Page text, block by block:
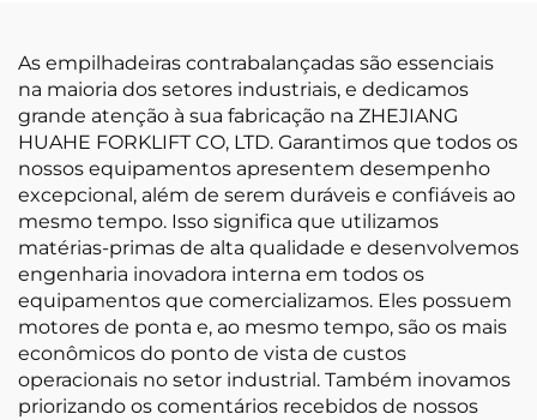
elevação de 3000 mm,
para todos os tipos de
terreno
As empilhadeiras contrabalançadas são essenciais
na maioria dos setores industriais, e dedicamos
grande atenção à sua fabricação na ZHEJIANG
HUAHE FORKLIFT CO, LTD. Garantimos que todos os
nossos equipamentos apresentem desempenho
excepcional, além de serem duráveis e confiáveis ao
mesmo tempo. Isso significa que utilizamos
matérias-primas de alta qualidade e desenvolvemos
engenharia inovadora interna em todos os
equipamentos que comercializamos. Eles possuem
motores de ponta e, ao mesmo tempo, são os mais
econômicos do ponto de vista de custos
operacionais no setor industrial. Também inovamos
priorizando os comentários recebidos de nossos